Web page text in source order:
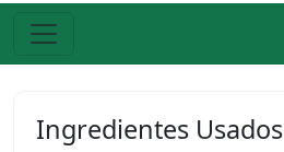
Ingredientes Usados